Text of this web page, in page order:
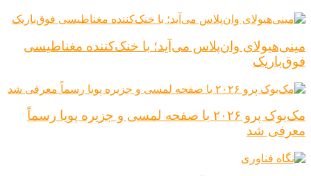
مینی‌هیولای وان‌پلاس می‌آید؛ با خنک‌کننده مغناطیسی
فوق‌باریک
مک‌بوک پرو ۲۰۲۶ با صفحه لمسی و جزیره پویا رسماً
معرفی شد